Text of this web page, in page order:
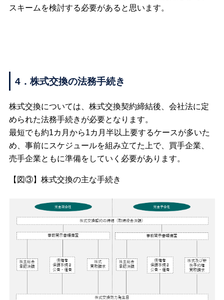
スキームを検討する必要があると思います。
4．株式交換の法務手続き
株式交換については、株式交換契約締結後、会社法に定
められた法務手続きが必要となります。
最短でも約1カ月から1カ月半以上要するケースが多いた
め、事前にスケジュールを組み立てた上で、買手企業、
売手企業ともに準備をしていく必要があります。
【図③】株式交換の主な手続き